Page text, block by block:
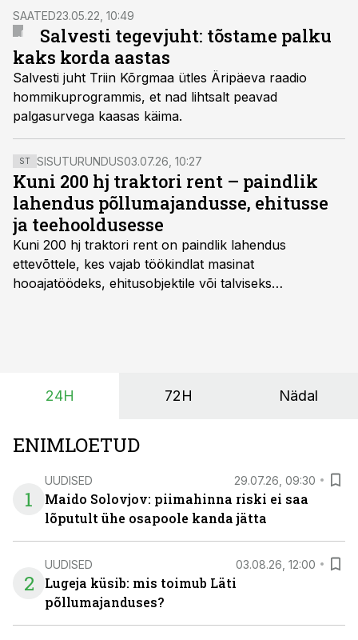
Salvesti omanik ja nõukogu esimees Veljo Ipits
Äripäeva raadiosaates “Kuum tool”.
SAATED23.05.22, 10:49
Salvesti tegevjuht: tõstame palku
kaks korda aastas
Salvesti juht Triin Kõrgmaa ütles Äripäeva raadio
hommikuprogrammis, et nad lihtsalt peavad
palgasurvega kaasas käima.
ST SISUTURUNDUS03.07.26, 10:27
Kuni 200 hj traktori rent – paindlik
lahendus põllumajandusse, ehitusse
ja teehooldusesse
Kuni 200 hj traktori rent on paindlik lahendus
ettevõttele, kes vajab töökindlat masinat
hooajatöödeks, ehitusobjektile või talviseks
on suurim ning iga töötund on oluline.
24H 72H Nädal
ENIMLOETUD
1
UUDISED 29.07.26, 09:30
Maido Solovjov: piimahinna riski ei saa
lõputult ühe osapoole kanda jätta
2
UUDISED 03.08.26, 12:00
Lugeja küsib: mis toimub Läti
põllumajanduses?